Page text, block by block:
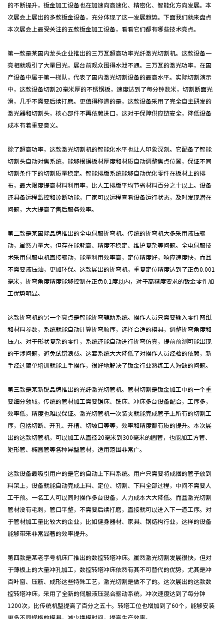
的不断提升，钣金加工设备也在加速向高速化、精密化、智能化方向发展。本
次展会上展出的多款钣金设备，充分体现了这一发展趋势。下面我们就来盘点
本次展会上最受关注的五款钣金加工设备，看看它们都有哪些技术亮点。
第一款是某国内龙头企业推出的三万瓦超高功率光纤激光切割机。这款设备一
亮相就吸引了大量目光，展台前观众围得水泄不通。三万瓦的激光功率，在国
产设备中属于第一梯队，代表了国内激光切割设备的最高水平。实际切割演示
中，这款设备切割20毫米厚的不锈钢板，速度达到了每分钟数米，切割断面光
滑，几乎不需要后续打磨。更值得称道的是，这款设备采用了完全自主研发的
激光器和切割头，核心部件不再依赖进口，这对于保障供应链安全，降低设备
成本有着重要意义。
除了超高功率，这款激光切割机的智能化水平也让人印象深刻。它配备了智能
切割头自动对焦系统，能够根据板材厚度和材质自动调整焦点位置，保证不同
切割条件下的切割质量稳定。智能排版系统能够自动优化零件在板材上的排
布，最大限度提高材料利用率，比人工排版平均节省材料百分之十以上。设备
还具备远程监控和诊断功能，厂家可以远程查看设备运行状态，及时发现潜在
问题，大大提高了售后服务效率。
第二款是某国际品牌推出的全电伺服折弯机。传统的折弯机大多采用液压驱
动，虽然力量大，但存在能耗高、精度不稳定、维护复杂等问题。全电伺服技
术采用伺服电机直接驱动，能量利用效率高，定位精度好，响应速度快，而且
不需要液压油，更加环保。这款展出的折弯机，重复定位精度达到了正负0.001
毫米，折弯角度精度能够控制在正负0.1度以内，对于高精度要求的钣金零件加
工优势明显。
这款折弯机的另一个亮点是智能折弯辅助系统。操作人员只需要输入零件图纸
和材料参数，系统就能自动计算折弯顺序，选择合适的模具，调整折弯角度和
压力。对于形状复杂的零件，系统还能自动进行折弯仿真，提前预测可能出现
的干涉问题，避免试错浪费。这套系统大大降低了对操作人员经验的依赖，新
手经过简单培训就能上手操作，很好地解决了钣金行业熟练工人短缺的问题。
第三款是某新锐品牌推出的光纤激光切管机。管材切割是钣金加工中的一个重
要细分领域，传统的管材加工需要锯床、铣床、冲床多台设备配合，工序多，
效率低，精度也难以保证。激光切管机一次装夹就能完成管子上所有的切割工
序，包括切断、开孔、开槽、切坡口等等，效率和精度都有质的提升。本次展
出的这款切管机，可以加工从直径20毫米到300毫米的圆管，也能加工方管、
矩形管、椭圆管等各种异型管材，适用范围非常广。
这款设备最吸引用户的是它的自动上下料系统。用户只需要将成捆的管子放到
料架上，设备就能自动完成上料、定位、切割、下料全部过程，中间不需要人
工干预。一名工人可以同时操作多台设备，人力成本大大降低。而且激光切割
管材没有毛刺，管口平整，不需要后续打磨，直接就可以进入下一道工序。对
于管材加工量比较大的企业，比如健身器材、家具、钢结构行业，这样的设备
能够带来非常显著的效率提升。
第四款是某老字号机床厂推出的数控转塔冲床。虽然激光切割发展很快，但对
于薄板上的大量冲孔加工，数控转塔冲床依然有其不可替代的优势，尤其是冲
百叶窗、压筋、成形这些特殊工艺，激光切割是做不了的。这次展出的这款数
控转塔冲床，采用了全新的伺服液压混合驱动系统，冲次速度达到了每分钟
1200次，比传统机型提高了百分之五十。转塔工位也增加到了60个，能够安装
更多不同规格的模具，减少换模时间，提高生产效率。